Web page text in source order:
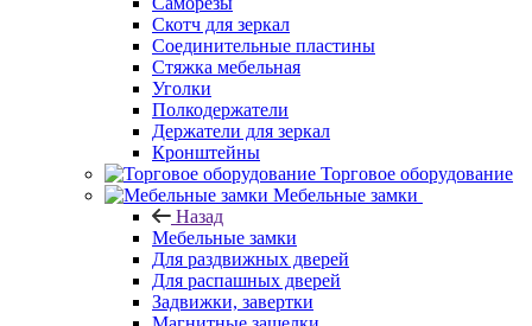
Скотч для зеркал
Соединительные пластины
Стяжка мебельная
Уголки
Полкодержатели
Держатели для зеркал
Кронштейны
Торговое оборудование
Мебельные замки
Назад
Мебельные замки
Для раздвижных дверей
Для распашных дверей
Задвижки, завертки